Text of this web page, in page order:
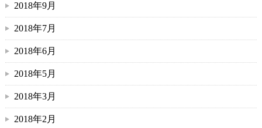
2018年9月
2018年7月
2018年6月
2018年5月
2018年3月
2018年2月